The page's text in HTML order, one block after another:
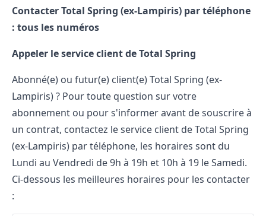
Contacter Total Spring (ex-Lampiris) par téléphone
: tous les numéros
Appeler le service client de Total Spring
Abonné(e) ou futur(e) client(e) Total Spring (ex-
Lampiris) ? Pour toute question sur votre
abonnement ou pour s'informer avant de souscrire à
un contrat, contactez leservice client de Total Spring
(ex-Lampiris) par téléphone, les horaires sont du
Lundi au Vendredi de 9h à 19h et 10h à 19 le Samedi.
Ci-dessous les meilleures horaires pour les contacter
: